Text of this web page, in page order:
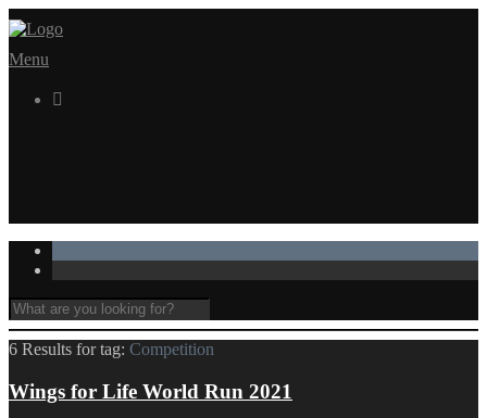
Menu

6 Results fortag: Competition
Wings for Life World Run 2021